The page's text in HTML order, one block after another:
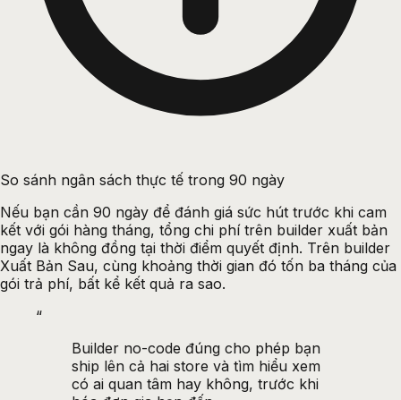
So sánh ngân sách thực tế trong 90 ngày
Nếu bạn cần 90 ngày để đánh giá sức hút trước khi cam
kết với gói hàng tháng, tổng chi phí trên builder xuất bản
ngay là không đồng tại thời điểm quyết định. Trên builder
Xuất Bản Sau, cùng khoảng thời gian đó tốn ba tháng của
gói trả phí, bất kể kết quả ra sao.
“
Builder no-code đúng cho phép bạn
ship lên cả hai store và tìm hiểu xem
có ai quan tâm hay không, trước khi